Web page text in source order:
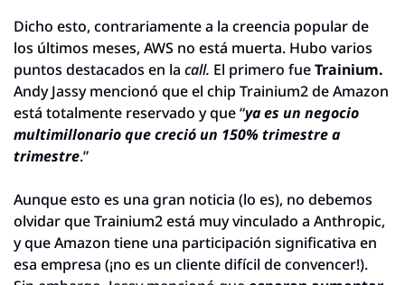
Dicho esto, contrariamente a la creencia popular de
los últimos meses, AWS no está muerta. Hubo varios
puntos destacados en la call. El primero fue
Andy Jassy mencionó que el chip Trainium2 de Amazon
está totalmente reservado y que “ya es un negocio
multimillonario que creció un 150% trimestre a
trimestre.”
Aunque esto es una gran noticia (lo es), no debemos
olvidar que Trainium2 está muy vinculado a Anthropic,
y que Amazon tiene una participación significativa en
esa empresa (¡no es un cliente difícil de convencer!).